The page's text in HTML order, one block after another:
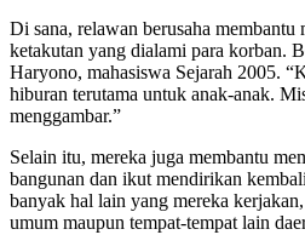
Di sana, relawan berusaha membantu
ketakutan yang dialami para korban.
Haryono, mahasiswa Sejarah 2005.
hiburan terutama untuk anak-anak.
menggambar.”
Selain itu, mereka juga membantu
bangunan dan ikut mendirikan
banyak hal lain yang mereka
umum maupun tempat-tempat lain